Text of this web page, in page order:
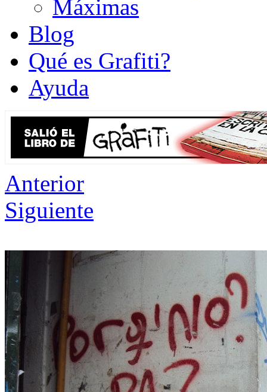
Máximas
Blog
Qué es Grafiti?
Ayuda
Anterior
Siguiente